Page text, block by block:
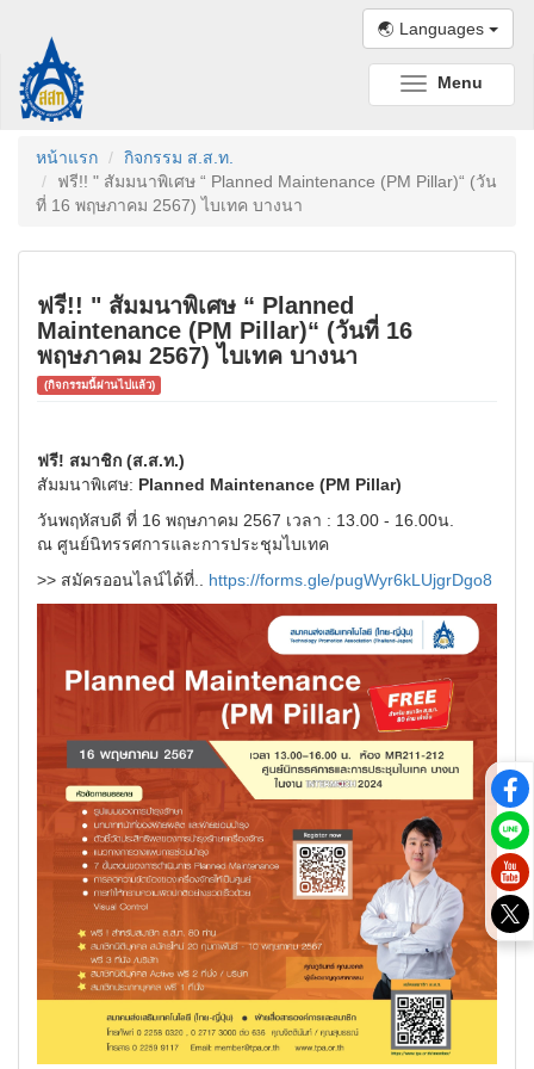
🌏 Languages
Toggle
navigation
Menu
หน้าแรก
กิจกรรม ส.ส.ท.
ฟรี!! " สัมมนาพิเศษ “ Planned Maintenance (PM Pillar)“ (วัน
ที่ 16 พฤษภาคม 2567) ไบเทค บางนา
ฟรี!! " สัมมนาพิเศษ “ Planned
Maintenance (PM Pillar)“ (วันที่ 16
พฤษภาคม 2567) ไบเทค บางนา
(กิจกรรมนี้ผ่านไปแล้ว)
ฟรี! สมาชิก (ส.ส.ท.)
สัมมนาพิเศษ: Planned Maintenance (PM Pillar)
วันพฤหัสบดี ที่ 16 พฤษภาคม 2567 เวลา : 13.00 - 16.00น.
ณ ศูนย์นิทรรศการและการประชุมไบเทค
>> สมัครออนไลน์ได้ที่.. https://forms.gle/pugWyr6kLUjgrDgo8